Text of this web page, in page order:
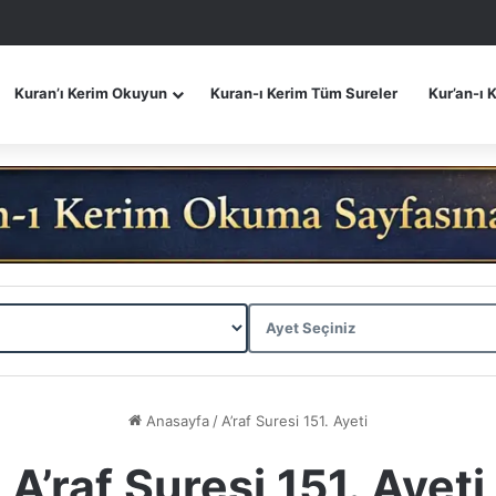
Kuran’ı Kerim Okuyun Kuran-ı Kerim Tüm Sureler Kur’an-ı
Anasayfa / A’raf Suresi 151. Ayeti